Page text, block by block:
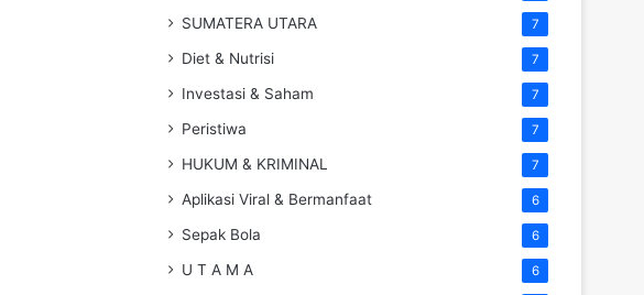
SUMATERA UTARA 7
Diet & Nutrisi 7
Investasi & Saham 7
Peristiwa 7
HUKUM & KRIMINAL 7
Aplikasi Viral & Bermanfaat 6
Sepak Bola 6
U T A M A 6